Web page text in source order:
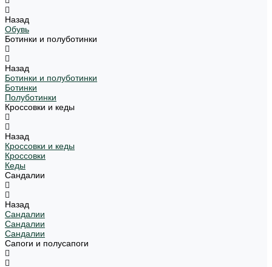
Назад
Обувь
Ботинки и полуботинки
Назад
Ботинки и полуботинки
Ботинки
Полуботинки
Кроссовки и кеды
Назад
Кроссовки и кеды
Кроссовки
Кеды
Сандалии
Назад
Сандалии
Сандалии
Сандалии
Сапоги и полусапоги